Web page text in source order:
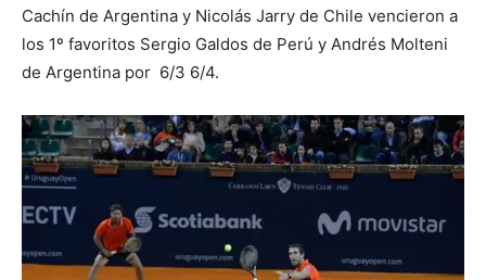
Cachín de Argentina y Nicolás Jarry de Chile vencieron a
los 1º favoritos Sergio Galdos de Perú y Andrés Molteni
de Argentina por 6/3 6/4.